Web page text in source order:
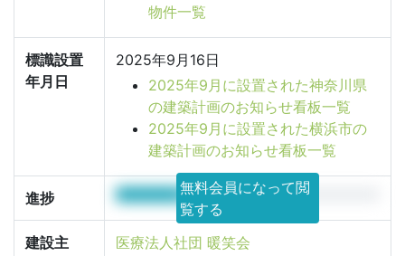
物件一覧
標識設置
年月日
2025年9月16日
2025年9月に設置された神奈川県
の建築計画のお知らせ看板一覧
2025年9月に設置された横浜市の
建築計画のお知らせ看板一覧
進捗 55%
無料会員になって閲
覧する
建設主
医療法人社団 暖笑会